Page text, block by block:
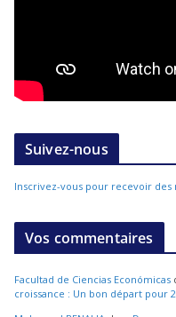
Suivez-nous
Inscrivez-vous pour recevoir des
Vos commentaires
Facultad de Ciencias Económicas
croissance : Un bon départ pour